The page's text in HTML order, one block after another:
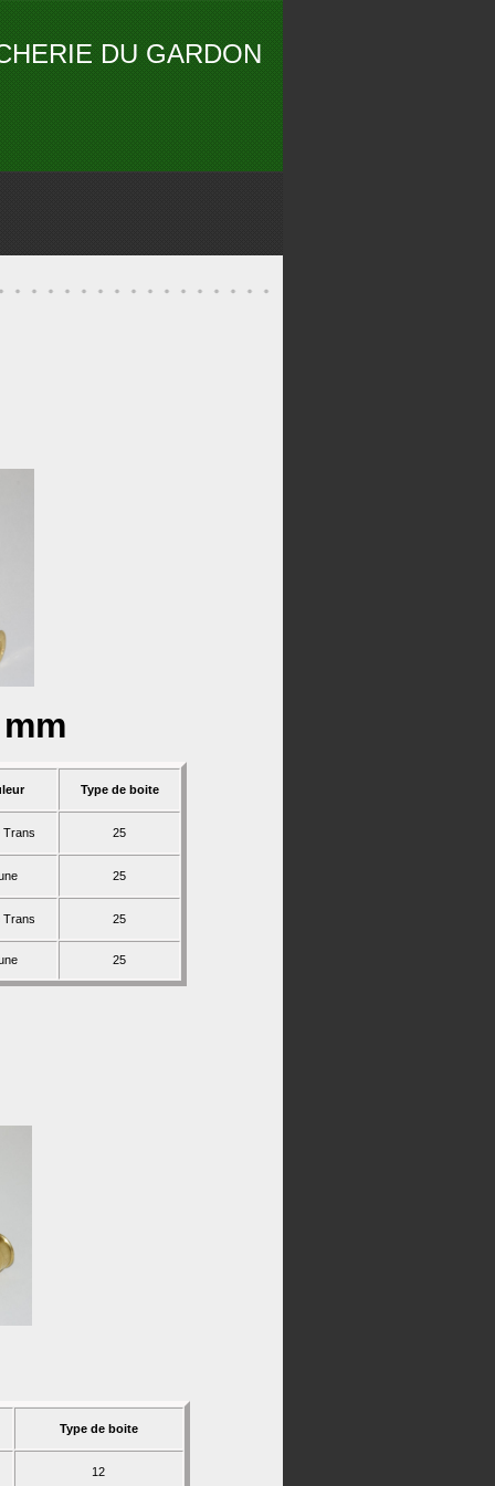
DU GARDON
Type de boite
Trans 25
25
Trans 25
25
Type de boite
12